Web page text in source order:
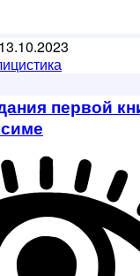
13.10.2023
первой